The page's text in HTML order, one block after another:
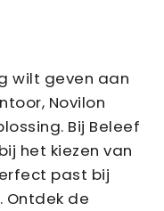
wilt geven aan
Novilon
Bij Beleef
het kiezen van
past bij
Ontdek de